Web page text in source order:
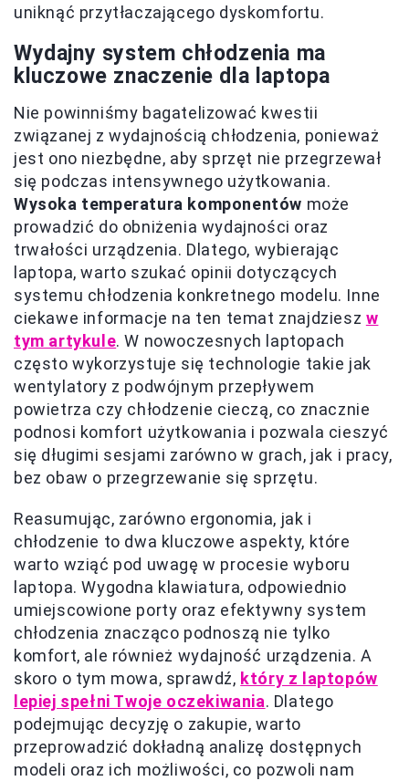
uniknąć przytłaczającego dyskomfortu.
Wydajny system chłodzenia ma
kluczowe znaczenie dla laptopa
Nie powinniśmy bagatelizować kwestii
związanej z wydajnością chłodzenia, ponieważ
jest ono niezbędne, aby sprzęt nie przegrzewał
się podczas intensywnego użytkowania.
Wysoka temperatura komponentów może
prowadzić do obniżenia wydajności oraz
trwałości urządzenia. Dlatego, wybierając
laptopa, warto szukać opinii dotyczących
systemu chłodzenia konkretnego modelu. Inne
ciekawe informacje na ten temat znajdziesz w
tym artykule. W nowoczesnych laptopach
często wykorzystuje się technologie takie jak
wentylatory z podwójnym przepływem
powietrza czy chłodzenie cieczą, co znacznie
podnosi komfort użytkowania i pozwala cieszyć
się długimi sesjami zarówno w grach, jak i pracy,
bez obaw o przegrzewanie się sprzętu.
Reasumując, zarówno ergonomia, jak i
chłodzenie to dwa kluczowe aspekty, które
warto wziąć pod uwagę w procesie wyboru
laptopa. Wygodna klawiatura, odpowiednio
umiejscowione porty oraz efektywny system
chłodzenia znacząco podnoszą nie tylko
komfort, ale również wydajność urządzenia. A
skoro o tym mowa, sprawdź, który z laptopów
lepiej spełni Twoje oczekiwania. Dlatego
podejmując decyzję o zakupie, warto
przeprowadzić dokładną analizę dostępnych
modeli oraz ich możliwości, co pozwoli nam